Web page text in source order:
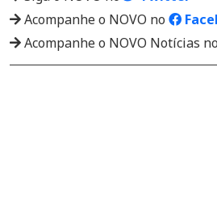
Acompanhe o NOVO no
Acompanhe o NOVO Notícias no